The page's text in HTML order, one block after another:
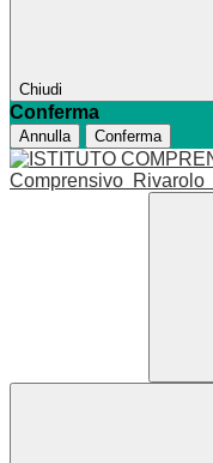
Chiudi
Conferma
Annulla Conferma
Comprensivo Rivarolo